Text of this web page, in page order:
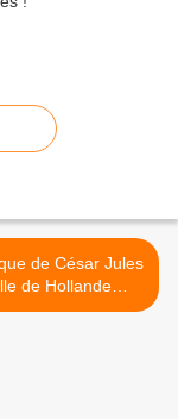
de César Jules
de Hollande
un nouveau